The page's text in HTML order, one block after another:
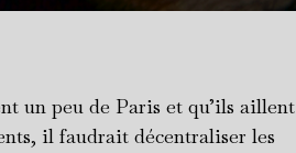
un peu de Paris et qu’ils aillent
il faudrait décentraliser les